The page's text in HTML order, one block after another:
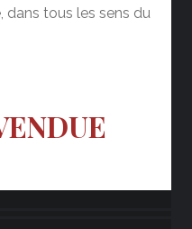
dans tous les sens du